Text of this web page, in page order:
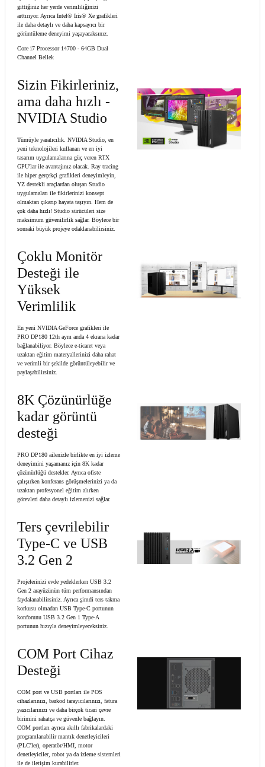
gittiğiniz her yerde verimliliğinizi
arttırıyor. Ayrıca Intel® Iris® Xe grafikleri
ile daha detaylı ve daha kapsayıcı bir
görüntüleme deneyimi yaşayacaksınız.
Core i7 Processor 14700 - 64GB Dual
Channel Bellek
Sizin Fikirleriniz,
ama daha hızlı -
NVIDIA Studio
Tümüyle yaratıcılık. NVIDIA Studio, en
yeni teknolojileri kullanan ve en iyi
tasarım uygulamalarına güç veren RTX
GPU'lar ile avantajınız olacak. Ray tracing
ile hiper gerçekçi grafikleri deneyimleyin,
YZ destekli araçlardan oluşan Studio
uygulamaları ile fikirlerinizi konsept
olmaktan çıkarıp hayata taşıyın. Hem de
çok daha hızlı! Studio sürücüleri size
maksimum güvenilirlik sağlar. Böylece bir
sonraki büyük projeye odaklanabilirsiniz.
Çoklu Monitör
Desteği ile
Yüksek
Verimlilik
En yeni NVIDIA GeForce grafikleri ile
PRO DP180 12th aynı anda 4 ekrana kadar
bağlanabiliyor. Böylece e-ticaret veya
uzaktan eğitim materyallerinizi daha rahat
ve verimli bir şekilde görüntüleyebilir ve
paylaşabilirsiniz.
8K Çözünürlüğe
kadar görüntü
desteği
PRO DP180 ailenizle birlikte en iyi izleme
deneyimini yaşamanız için 8K kadar
çözünürlüğü destekler. Ayrıca ofiste
çalışırken konferans görüşmelerinizi ya da
uzaktan profesyonel eğitim alırken
görevleri daha detaylı izlemenizi sağlar.
Ters çevrilebilir
Type-C ve USB
3.2 Gen 2
Projelerinizi evde yedeklerken USB 3.2
Gen 2 arayüzünün tüm performansından
faydalanabilirsiniz. Ayrıca şimdi ters takma
korkusu olmadan USB Type-C portunun
konforunu USB 3.2 Gen 1 Type-A
portunun hızıyla deneyimleyeceksiniz.
COM Port Cihaz
Desteği
COM port ve USB portları ile POS
cihazlarınızı, barkod tarayıcılarınızı, fatura
yazıcılarınızı ve daha birçok ticari çevre
birimini rahatça ve güvenle bağlayın.
COM portları ayrıca akıllı fabrikalardaki
programlanabilir mantık denetleyicileri
(PLC'ler), operatör/HMI, motor
denetleyiciler, robot ya da izleme sistemleri
ile de iletişim kurabilirler.